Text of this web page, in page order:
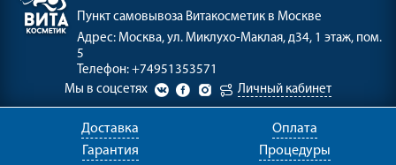
Пункт самовывоза Витакосметик в Москве
Адрес: Москва, ул. Миклухо-Маклая, д34, 1 этаж, пом.
5
Телефон: +74951353571
Мы в соцсетях
Личный кабинет
Доставка
Оплата
Гарантия
Процедуры